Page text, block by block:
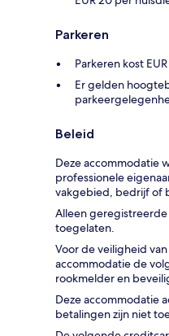
Parkeren
Parkeren kost
Er gelden
Beleid
Deze accommodatie
professionele
vakgebied, bedrijf of
Alleen
toegelaten.
Voor de veiligheid
accommodatie de
rookmelder en
Deze accommodatie
betalingen zijn niet